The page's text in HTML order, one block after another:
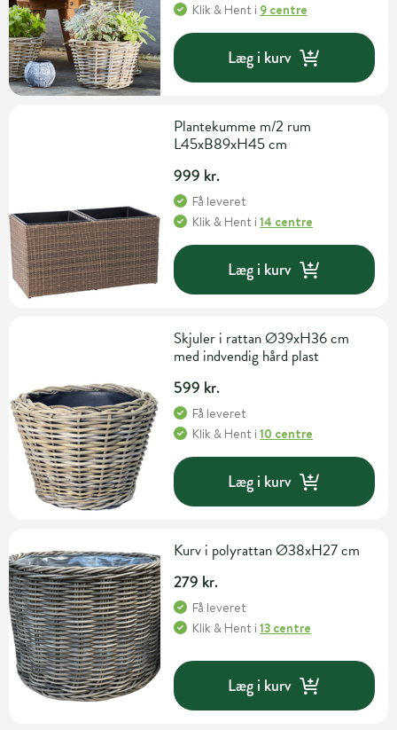
Klik & Hent i 9 centre
Læg i kurv
Plantekumme m/2 rum
L45xB89xH45 cm
999 kr.
Få leveret
Klik & Hent i14 centre
Læg i kurv
Skjuler i rattan Ø39xH36 cm
med indvendig hård plast
599 kr.
Få leveret
Klik & Hent i10 centre
Læg i kurv
Kurv i polyrattan Ø38xH27 cm
279 kr.
Få leveret
Klik & Hent i13 centre
Læg i kurv